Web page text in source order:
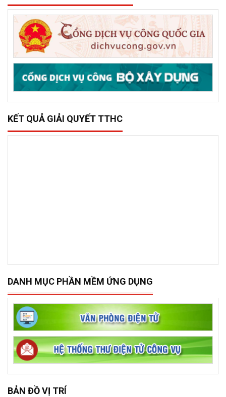
KẾT QUẢ GIẢI QUYẾT TTHC
DANH MỤC PHẦN MỀM ỨNG DỤNG
BẢN ĐỒ VỊ TRÍ